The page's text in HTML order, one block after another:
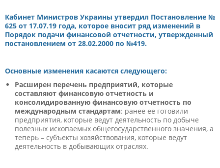
Кабинет Министров Украины утвердил Постановление №
625 от 17.07.19 года, которое вносит ряд изменений в
Порядок подачи финансовой отчетности, утвержденный
постановлением от 28.02.2000 по №419.
Основные изменения касаются следующего:
Расширен перечень предприятий, которые
составляют финансовую отчетность и
консолидированную финансовую отчетность по
международным стандартам: ранее её готовили
предприятия, которые ведут деятельность по добыче
полезных ископаемых общегосударственного значения, а
теперь – субъекты хозяйствования, которые ведут
деятельность в добывающих отраслях.